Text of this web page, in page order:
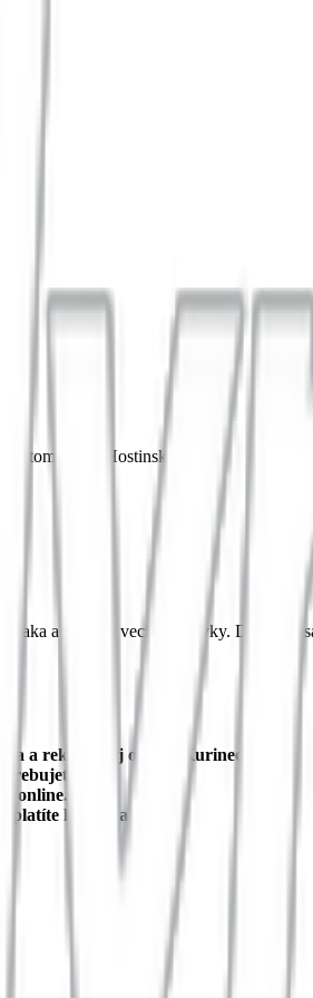
Petra Hostinského 5.
a vziať si veci z dodávky. Dodávka
a rekreačnej oblasti Kurinec.
online.
kartou a idete.